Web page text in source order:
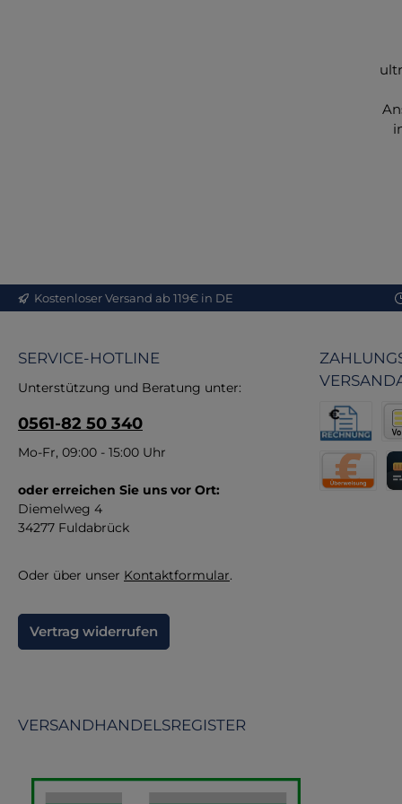
Kostenloser Versand ab 119€ in DE
SERVICE-HOTLINE
Unterstützung und Beratung unter:
0561-82 50 340
Mo-Fr, 09:00 - 15:00 Uhr
oder erreichen Sie uns vor Ort:
Diemelweg 4
34277 Fuldabrück
Oder über unser Kontaktformular.
Vertrag widerrufen
Rechnung
VERSANDHANDELSREGISTER